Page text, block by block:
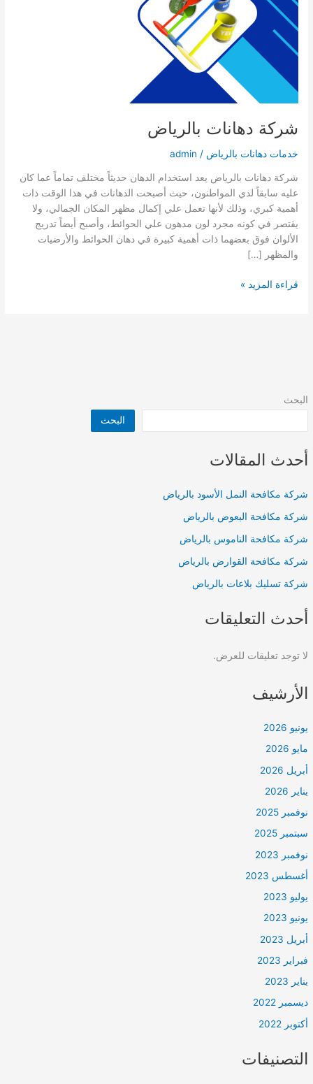
البحث
البحث
أحدث المقالات
شركة مكافحة النمل الأسود بالرياض
شركة مكافحة البعوض بالرياض
شركة مكافحة الناموس بالرياض
شركة مكافحة القوارض بالرياض
شركة تسليك بلاعات بالرياض
أحدث التعليقات
لا توجد تعليقات للعرض.
الأرشيف
يونيو 2026
مايو 2026
أبريل 2026
يناير 2026
نوفمبر 2025
سبتمبر 2025
نوفمبر 2023
أغسطس 2023
يوليو 2023
يونيو 2023
أبريل 2023
فبراير 2023
يناير 2023
ديسمبر 2022
أكتوبر 2022
التصنيفات
شركة دهانات بالرياض
خدمات دهانات بالرياض /
admin
شركة دهانات بالرياض يعد استخدام الدهان حديثاً مختلف تماماً عما كان
عليه سابقاً لدي المواطنون، حيث أصبحت الدهانات في هذا الوقت ذات
أهمية كبري، وذلك لأنها تعمل علي إكمال مظهر المكان الجمالي، ولا
يقتصر في كونه مجرد لون مدهون علي الحوائط، وأصبح أيضاً تدريج
الألوان فوق بعضهما ذات أهمية كبيرة في دهان الحوائط والأرضيات
والمظهر […]
شركة
قراءة المزيد »